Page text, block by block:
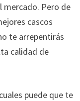
mercado. Pero de
cascos
te arrepentirás
calidad de
puede que te